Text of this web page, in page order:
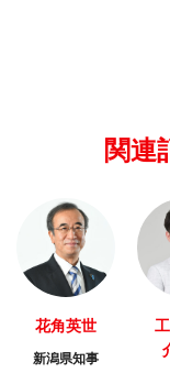
関連
花角英世
新潟県知事